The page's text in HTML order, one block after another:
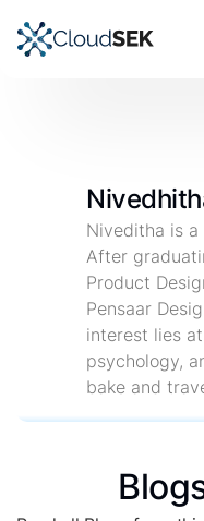
Niveditha is a
After
Product
Pensaar
interest lies
psychology,
bake and